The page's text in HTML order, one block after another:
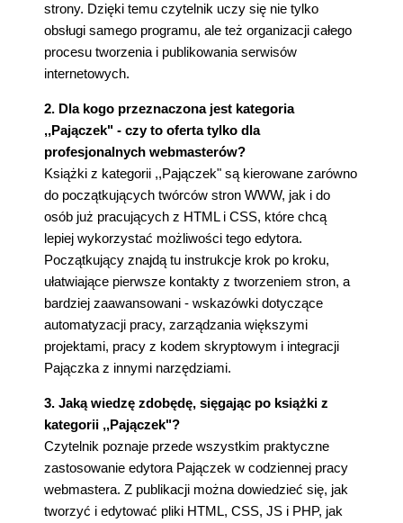
strony. Dzięki temu czytelnik uczy się nie tylko
obsługi samego programu, ale też organizacji całego
procesu tworzenia i publikowania serwisów
internetowych.
2. Dla kogo przeznaczona jest kategoria
,,Pajączek" - czy to oferta tylko dla
profesjonalnych webmasterów?
Książki z kategorii ,,Pajączek" są kierowane zarówno
do początkujących twórców stron WWW, jak i do
osób już pracujących z HTML i CSS, które chcą
lepiej wykorzystać możliwości tego edytora.
Początkujący znajdą tu instrukcje krok po kroku,
ułatwiające pierwsze kontakty z tworzeniem stron, a
bardziej zaawansowani - wskazówki dotyczące
automatyzacji pracy, zarządzania większymi
projektami, pracy z kodem skryptowym i integracji
Pajączka z innymi narzędziami.
3. Jaką wiedzę zdobędę, sięgając po książki z
kategorii ,,Pajączek"?
Czytelnik poznaje przede wszystkim praktyczne
zastosowanie edytora Pajączek w codziennej pracy
webmastera. Z publikacji można dowiedzieć się, jak
tworzyć i edytować pliki HTML, CSS, JS i PHP, jak